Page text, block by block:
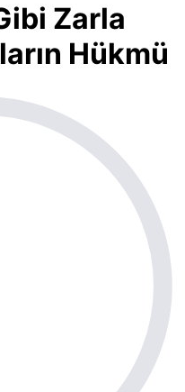
Zarla
Hükmü